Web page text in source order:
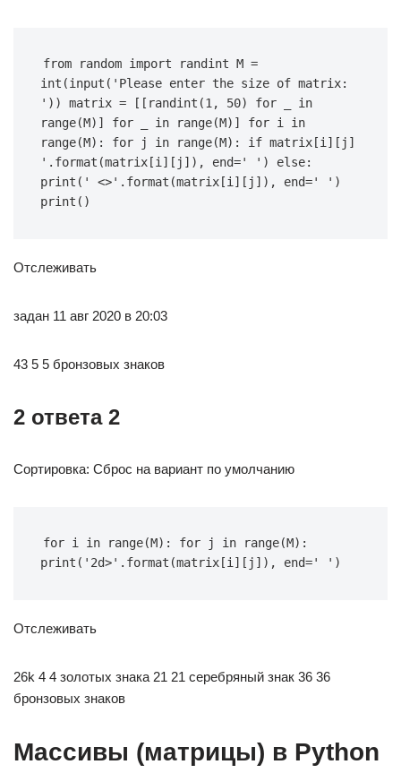
from random import randint M =
int(input('Please enter the size of matrix:
')) matrix = [[randint(1, 50) for _ in
range(M)] for _ in range(M)] for i in
range(M): for j in range(M): if matrix[i][j]
'.format(matrix[i][j]), end=' ') else:
print(' <>'.format(matrix[i][j]), end=' ')
print()
Отслеживать
задан 11 авг 2020 в 20:03
43 5 5 бронзовых знаков
2 ответа 2
Сортировка: Сброс на вариант по умолчанию
for i in range(M): for j in range(M):
print('2d>'.format(matrix[i][j]), end=' ')
Отслеживать
26k 4 4 золотых знака 21 21 серебряный знак 36 36
бронзовых знаков
Массивы (матрицы) в Python